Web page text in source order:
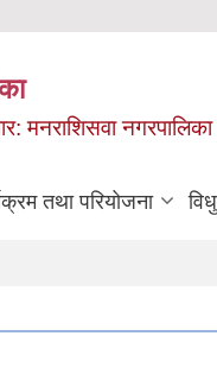
मनराशिसवा
तथा परियोजना